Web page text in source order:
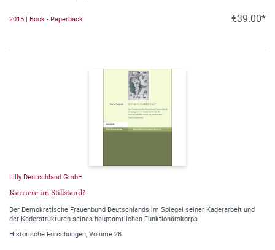
2015 | Book - Paperback €39.00*
Lilly Deutschland GmbH
Karriere im Stillstand?
Der Demokratische Frauenbund Deutschlands im Spiegel seiner Kaderarbeit und
der Kaderstrukturen seines hauptamtlichen Funktionärskorps
Historische Forschungen, Volume 28